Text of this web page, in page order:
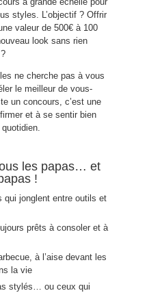
styles. L’objectif ? Offrir
valeur de 500€ à 100
look sans rien
ne cherche pas à vous
le meilleur de vous-
un concours, c’est une
et à se sentir bien
les papas… et
!
qui jonglent entre outils et
prêts à consoler et à
à l’aise devant les
la vie
stylés… ou ceux qui